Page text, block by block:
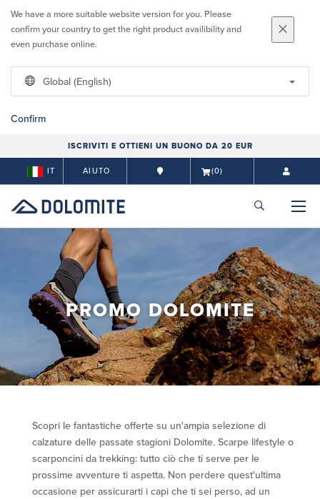
We have a more suitable website version for you. Please
confirm your country to get the right product availibility and
even purchase online.
Global (English)
Confirm
ISCRIVITI E OTTIENI UN BUONO DA 20 EUR
IT AIUTO (0)
PROMO DOLOMITE
Scopri le fantastiche offerte su un'ampia selezione di
calzature delle passate stagioni Dolomite. Scarpe lifestyle o
scarponcini da trekking: tutto ciò che ti serve per le
prossime avventure ti aspetta. Non perdere quest'ultima
occasione per assicurarti i capi che ti sei perso, ad un